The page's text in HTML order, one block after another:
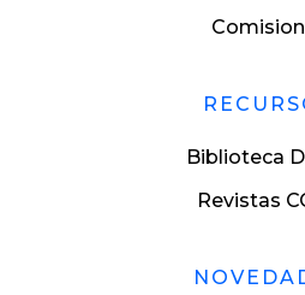
Biblioteca
Revistas